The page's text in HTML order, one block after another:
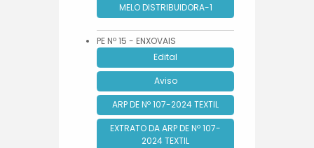
MELO DISTRIBUIDORA-1
PE Nº 15 - ENXOVAIS
Edital
Aviso
ARP DE Nº 107-2024 TEXTIL
EXTRATO DA ARP DE Nº 107-
2024 TEXTIL